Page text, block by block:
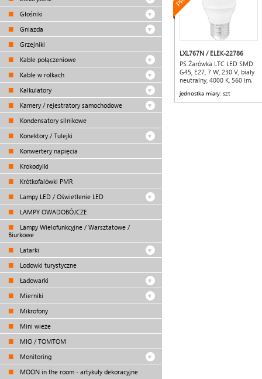
Głośniki
Gniazda
Grzejniki
Kable połączeniowe
Kable w rolkach
Kalkulatory
Kamery / rejestratory samochodowe
Kondensatory silnikowe
Konektory / Tulejki
Konwertery napięcia
Krokodylki
Krótkofalówki PMR
Lampy LED / Oświetlenie LED
LAMPY OWADOBÓJCZE
Lampy Wielofunkcyjne / Warsztatowe /
Biurkowe
Latarki
Lodowki turystyczne
Ładowarki
Mierniki
Mikrofony
Mini wieże
MIO / TOMTOM
Monitoring
MOON in the room - artykuły dekoracyjne
LXL767N / ELEK-22786
PS Żarówka LTC LED SMD
G45, E27, 7 W, 230 V, biały
neutralny, 4000 K, 560 lm.
jednostka miary: szt